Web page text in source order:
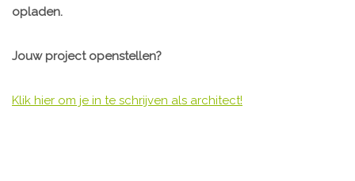
opladen.
Jouw project openstellen?
Klik hier om je in te schrijven als architect!